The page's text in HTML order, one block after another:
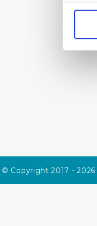
© Copyright 2017 - 2026